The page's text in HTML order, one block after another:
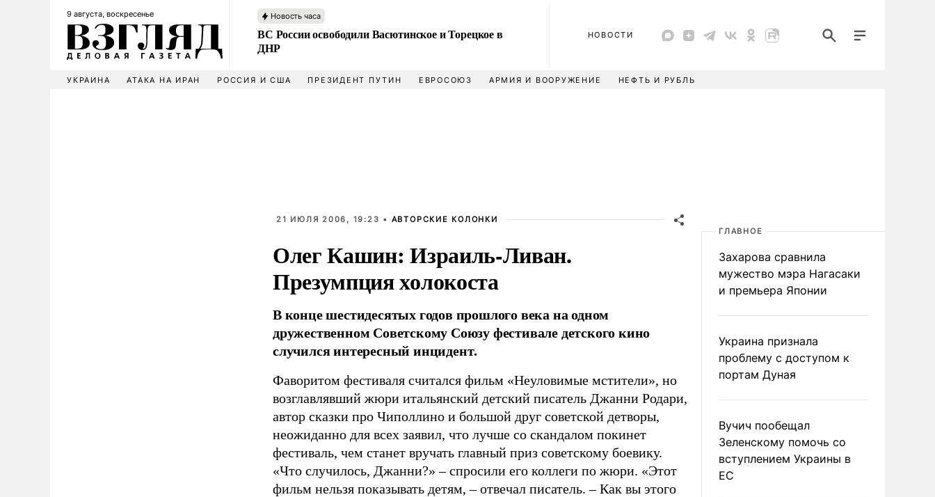
9 августа, воскресенье Новость часа
ВС России освободили Васютинское и Торецкое в
ДНР
НОВОСТИ
УКРАИНА АТАКА НА ИРАН РОССИЯ И США ПРЕЗИДЕНТ ПУТИН ЕВРОСОЮЗ АРМИЯ И ВООРУЖЕНИЕ НЕФТЬ И РУБЛЬ
21 ИЮЛЯ 2006, 19:23 • АВТОРСКИЕ КОЛОНКИ
Олег Кашин: Израиль-Ливан.
Презумпция холокоста
В конце шестидесятых годов прошлого века на одном
дружественном Советскому Союзу фестивале детского кино
случился интересный инцидент.
Фаворитом фестиваля считался фильм «Неуловимые мстители», но
возглавлявший жюри итальянский детский писатель Джанни Родари,
автор сказки про Чиполлино и большой друг советской детворы,
неожиданно для всех заявил, что лучше со скандалом покинет
фестиваль, чем станет вручать главный приз советскому боевику.
«Что случилось, Джанни?» – спросили его коллеги по жюри. «Этот
фильм нельзя показывать детям, – отвечал писатель. – Как вы этого
ГЛАВНОЕ
Захарова сравнила
мужество мэра Нагасаки
и премьера Японии
Украина признала
проблему с доступом к
портам Дуная
Вучич пообещал
Зеленскому помочь со
вступлением Украины в
ЕС